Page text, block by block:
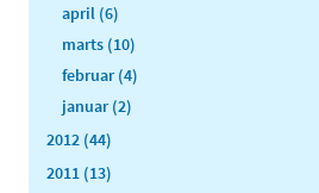
april (6)
marts (10)
februar (4)
januar (2)
2012 (44)
2011 (13)